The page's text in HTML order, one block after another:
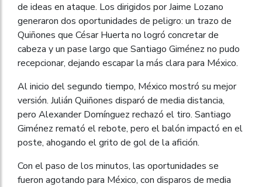
de ideas en ataque. Los dirigidos por Jaime Lozano
generaron dos oportunidades de peligro: un trazo de
Quiñones que César Huerta no logró concretar de
cabeza y un pase largo que Santiago Giménez no pudo
recepcionar, dejando escapar la más clara para México.
Al inicio del segundo tiempo, México mostró su mejor
versión. Julián Quiñones disparó de media distancia,
pero Alexander Domínguez rechazó el tiro. Santiago
Giménez remató el rebote, pero el balón impactó en el
poste, ahogando el grito de gol de la afición.
Con el paso de los minutos, las oportunidades se
fueron agotando para México, con disparos de media